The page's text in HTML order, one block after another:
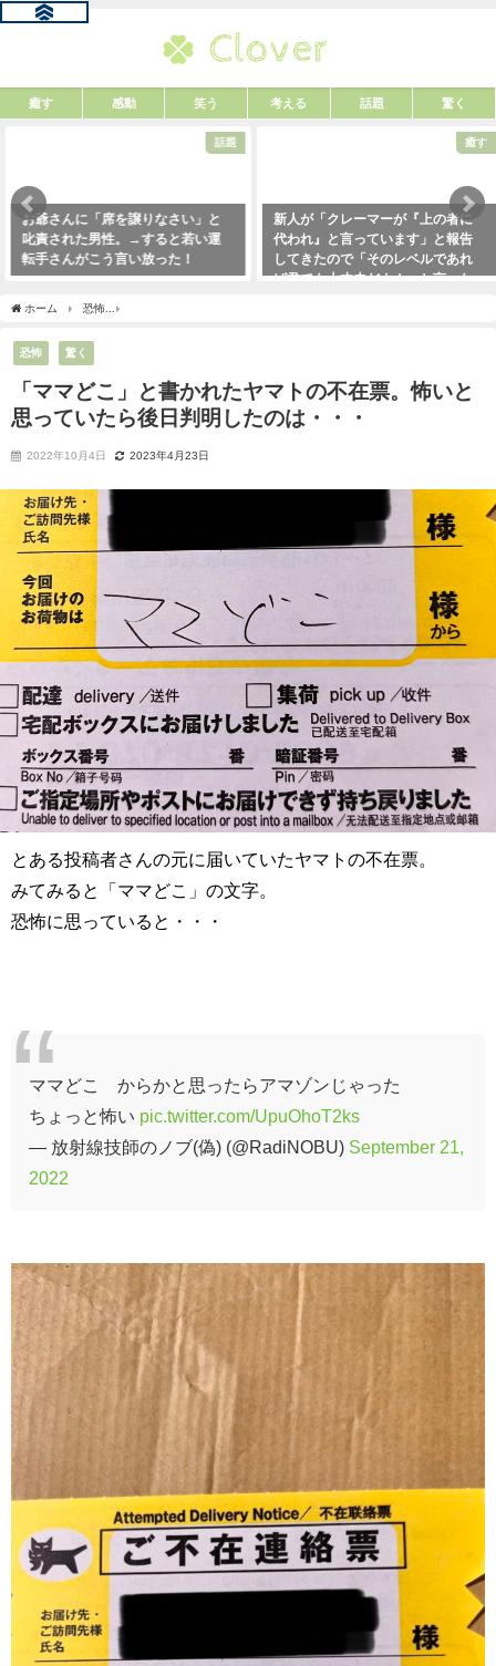
癒す 感動 笑う 考える 話題 驚く
話題
お爺さんに「席を譲りなさい」と
叱責された男性。→すると若い運
転手さんがこう言い放った！
癒す
新人が「クレーマーが『上の者に
代われ』と言っています」と報告
してきたので「そのレベルであれ
ば君でも大丈夫だよ！」と言った
ホーム 恐怖
恐怖 驚く
「ママどこ」と書かれたヤマトの不在票。怖いと
思っていたら後日判明したのは・・・
2022年10月4日 2023年4月23日
とある投稿者さんの元に届いていたヤマトの不在票。
みてみると「ママどこ」の文字。
恐怖に思っていると・・・
ママどこ からかと思ったらアマゾンじゃった
ちょっと怖い pic.twitter.com/UpuOhoT2ks
— 放射線技師のノブ(偽) (@RadiNOBU) September 21,
2022